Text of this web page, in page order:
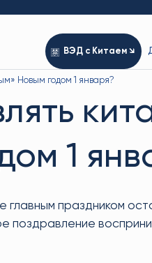
ВЭД с Китаем ↘
Новым годом 1 января?
1
праздником